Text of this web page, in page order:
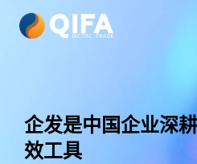
企发是中国企业深
效工具